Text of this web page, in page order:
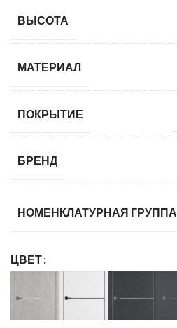
ВЫСОТА
МАТЕРИАЛ
ПОКРЫТИЕ
БРЕНД
НОМЕНКЛАТУРНАЯ ГРУППА
ЦВЕТ